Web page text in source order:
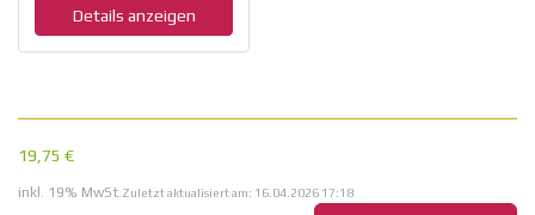
Details anzeigen
19,75 €
inkl. 19% MwSt.Zuletzt aktualisiert am: 16.04.2026 17:18